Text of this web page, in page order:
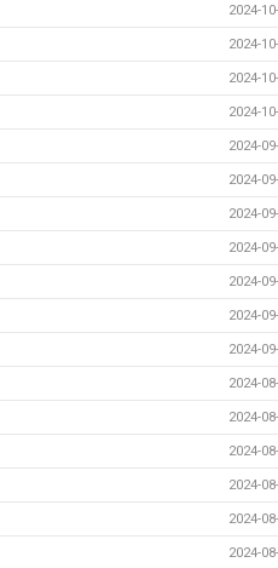
2024-
2024-
2024-
2024-
2024-
2024-
2024-
2024-
2024-
2024-
2024-
2024-
2024-
2024-
2024-
2024-
2024-